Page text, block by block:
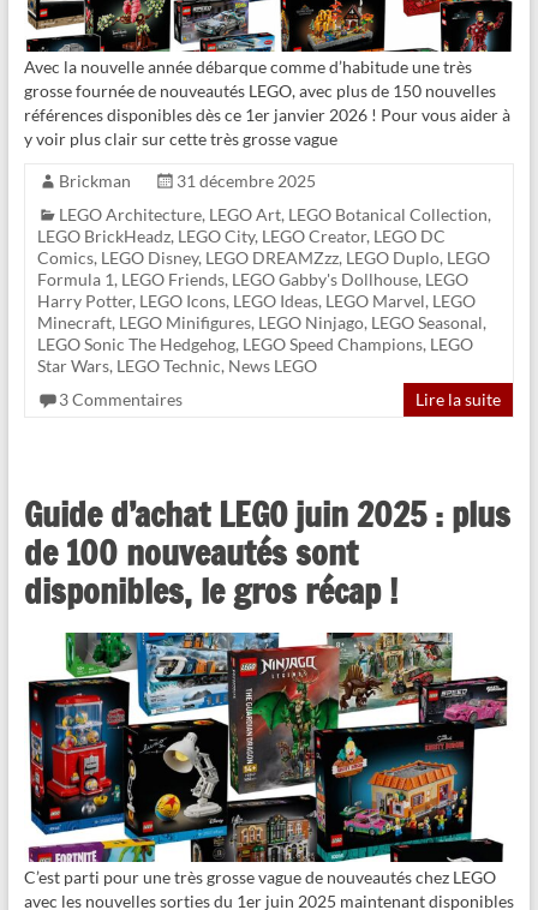
Avec la nouvelle année débarque comme d’habitude une très
grosse fournée de nouveautés LEGO, avec plus de 150 nouvelles
références disponibles dès ce 1er janvier 2026 ! Pour vous aider à
y voir plus clair sur cette très grosse vague
Brickman
31 décembre 2025
LEGO Architecture, LEGO Art, LEGO Botanical Collection,
LEGO BrickHeadz, LEGO City, LEGO Creator, LEGO DC
Comics, LEGO Disney, LEGO DREAMZzz, LEGO Duplo, LEGO
Formula 1, LEGO Friends, LEGO Gabby's Dollhouse, LEGO
Harry Potter, LEGO Icons, LEGO Ideas, LEGO Marvel, LEGO
Minecraft, LEGO Minifigures, LEGO Ninjago, LEGO Seasonal,
LEGO Sonic The Hedgehog, LEGO Speed Champions, LEGO
Star Wars, LEGO Technic, News LEGO
3 Commentaires
Lire la suite
Guide d’achat LEGO juin 2025 : plus
de 100 nouveautés sont
disponibles, le gros récap !
C’est parti pour une très grosse vague de nouveautés chez LEGO
avec les nouvelles sorties du 1er juin 2025 maintenant disponibles